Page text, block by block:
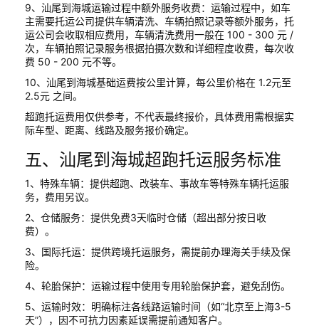
9、汕尾到海城运输过程中额外服务收费：运输过程中，如车
主需要托运公司提供车辆清洗、车辆拍照记录等额外服务，托
运公司会收取相应费用，车辆清洗费用一般在 100 - 300 元 /
次，车辆拍照记录服务根据拍摄次数和详细程度收费，每次收
费 50 - 200 元不等。
10、汕尾到海城基础运费按公里计算，每公里价格在 1.2元至
2.5元 之间。
超跑托运费用仅供参考，不代表最终报价，具体费用需根据实
际车型、距离、线路及服务报价确定。
五、汕尾到海城超跑托运服务标准
1、特殊车辆：提供超跑、改装车、事故车等特殊车辆托运服
务，费用另议。
2、仓储服务：提供免费3天临时仓储（超出部分按日收
费）。
3、国际托运：提供跨境托运服务，需提前办理海关手续及保
险。
4、轮胎保护：运输过程中使用专用轮胎保护套，避免刮伤。
5、运输时效：明确标注各线路运输时间（如“北京至上海3-5
天”），因不可抗力因素延误需提前通知客户。